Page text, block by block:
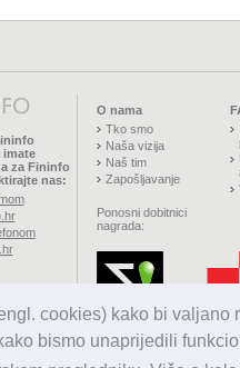
cookies) kako bi
bismo unaprijedili
za Fininfo
nas:
O nama
Tko smo
Naša vizija
Naš tim
Zapošljavanje
Ponosni dobitnici
nagrada: